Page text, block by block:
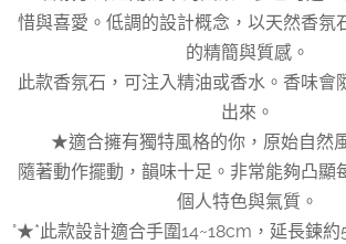
惜與喜愛。低調的設計概念，以天然香氛
的精簡與質感。
此款香氛石，可注入精油或香水。香味會
出來。
★適合擁有獨特風格的你，原始自然
隨著動作擺動，韻味十足。非常能夠凸顯
個人特色與氣質。
°★*此款設計適合手圍14~18cm，延長鍊